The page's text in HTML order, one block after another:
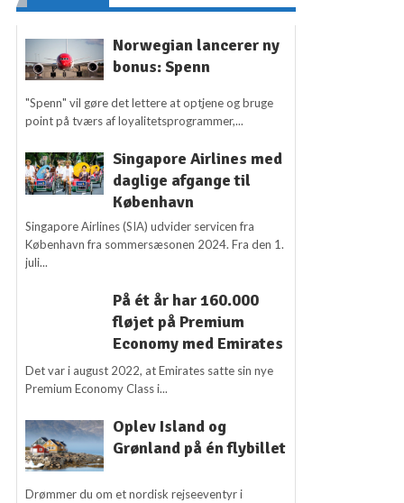
Norwegian lancerer ny
bonus: Spenn
"Spenn" vil gøre det lettere at optjene og bruge
point på tværs af loyalitetsprogrammer,...
Singapore Airlines med
daglige afgange til
København
Singapore Airlines (SIA) udvider servicen fra
København fra sommersæsonen 2024. Fra den 1.
juli...
På ét år har 160.000
fløjet på Premium
Economy med Emirates
Det var i august 2022, at Emirates satte sin nye
Premium Economy Class i...
Oplev Island og
Grønland på én flybillet
Drømmer du om et nordisk rejseeventyr i